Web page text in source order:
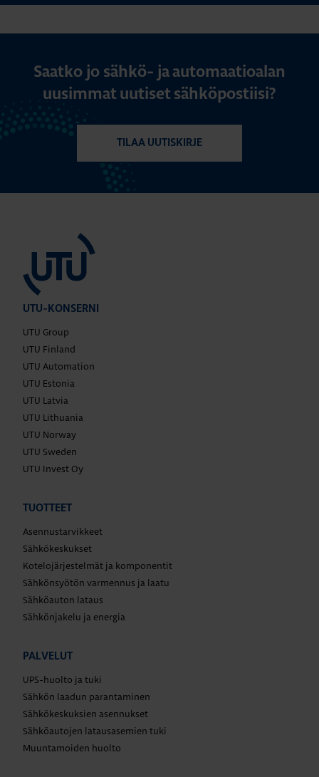
Saatko jo sähkö- ja automaatioalan
uusimmat uutiset sähköpostiisi?
TILAA UUTISKIRJE
UTU-KONSERNI
UTU Group
UTU Finland
UTU Automation
UTU Estonia
UTU Latvia
UTU Lithuania
UTU Norway
UTU Sweden
UTU Invest Oy
TUOTTEET
Asennustarvikkeet
Sähkökeskukset
Kotelojärjestelmät ja komponentit
Sähkönsyötön varmennus ja laatu
Sähköauton lataus
Sähkönjakelu ja energia
PALVELUT
UPS-huolto ja tuki
Sähkön laadun parantaminen
Sähkökeskuksien asennukset
Sähköautojen latausasemien tuki
Muuntamoiden huolto